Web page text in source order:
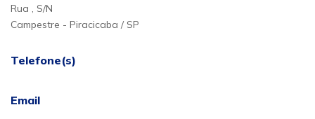
Rua , S/N
Campestre - Piracicaba / SP
Telefone(s)
Email